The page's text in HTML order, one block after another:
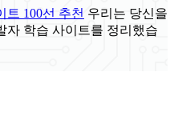
트 100선 추천 우리는 당신을
자 학습 사이트를 정리했습